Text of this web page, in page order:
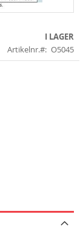
I LAGER
Artikelnr.
O5045